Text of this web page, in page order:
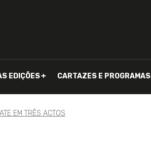
EDIÇÕES CARTAZES E PROGRAMAS
EM TRÊS ACTOS